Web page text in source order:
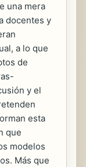
una mera
docentes y
a lo que
de
y el
esta
que
modelos
Más que